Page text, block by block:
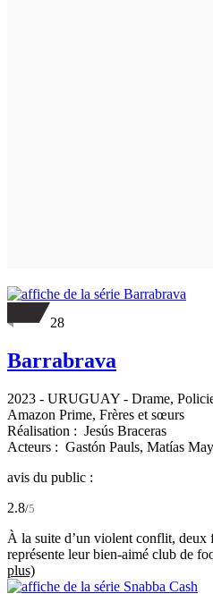
28
Barrabrava
2023 - URUGUAY - Drame,
Amazon Prime, Frères et sœurs
Réalisation : Jesús Braceras
Acteurs : Gastón Pauls, Matías
avis du public :
2.8/5
À la suite d’un violent conflit, deux
représente leur bien-aimé club de
plus)